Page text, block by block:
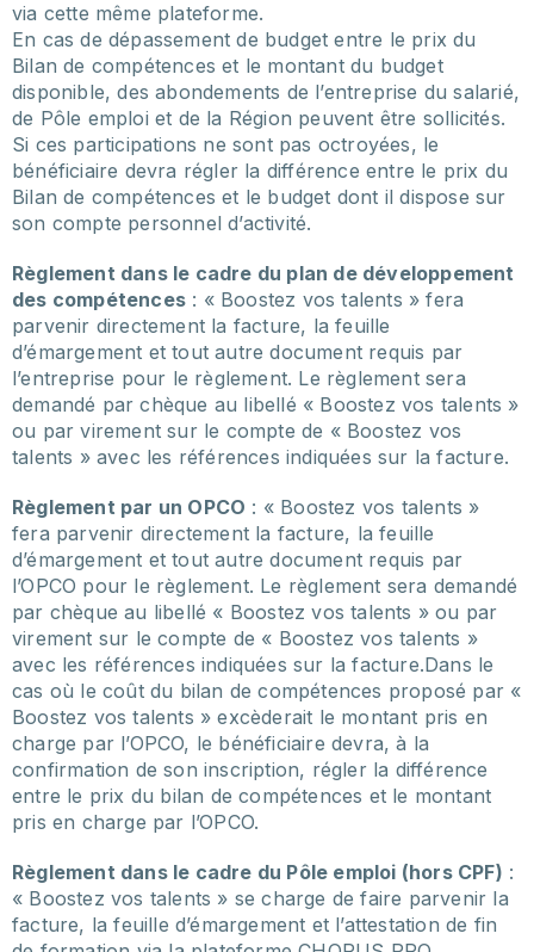
via cette même plateforme.
En cas de dépassement de budget entre le prix du
Bilan de compétences et le montant du budget
disponible, des abondements de l’entreprise du salarié,
de Pôle emploi et de la Région peuvent être sollicités.
Si ces participations ne sont pas octroyées, le
bénéficiaire devra régler la différence entre le prix du
Bilan de compétences et le budget dont il dispose sur
son compte personnel d’activité.
Règlement dans le cadre du plan de développement
des compétences : « Boostez vos talents » fera
parvenir directement la facture, la feuille
d’émargement et tout autre document requis par
l’entreprise pour le règlement. Le règlement sera
demandé par chèque au libellé « Boostez vos talents »
ou par virement sur le compte de « Boostez vos
talents » avec les références indiquées sur la facture.
Règlement par un OPCO : « Boostez vos talents »
fera parvenir directement la facture, la feuille
d’émargement et tout autre document requis par
l’OPCO pour le règlement. Le règlement sera demandé
par chèque au libellé « Boostez vos talents » ou par
virement sur le compte de « Boostez vos talents »
avec les références indiquées sur la facture.Dans le
cas où le coût du bilan de compétences proposé par «
Boostez vos talents » excèderait le montant pris en
charge par l’OPCO, le bénéficiaire devra, à la
confirmation de son inscription, régler la différence
entre le prix du bilan de compétences et le montant
pris en charge par l’OPCO.
Règlement dans le cadre du Pôle emploi (hors CPF) :
« Boostez vos talents » se charge de faire parvenir la
facture, la feuille d’émargement et l’attestation de fin